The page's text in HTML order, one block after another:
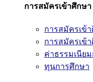
การสมัครเข้าศึกษา
การสมัครเ
การสมัครเข้
ค่าธรรมเนีย
ทุนการศึกษา